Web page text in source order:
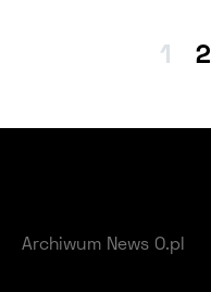
1 2
Archiwum News O.pl